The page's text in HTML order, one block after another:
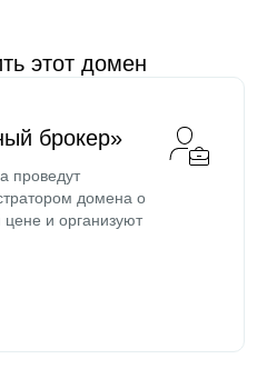
этот домен
брокер»
проведут
домена о
и организуют